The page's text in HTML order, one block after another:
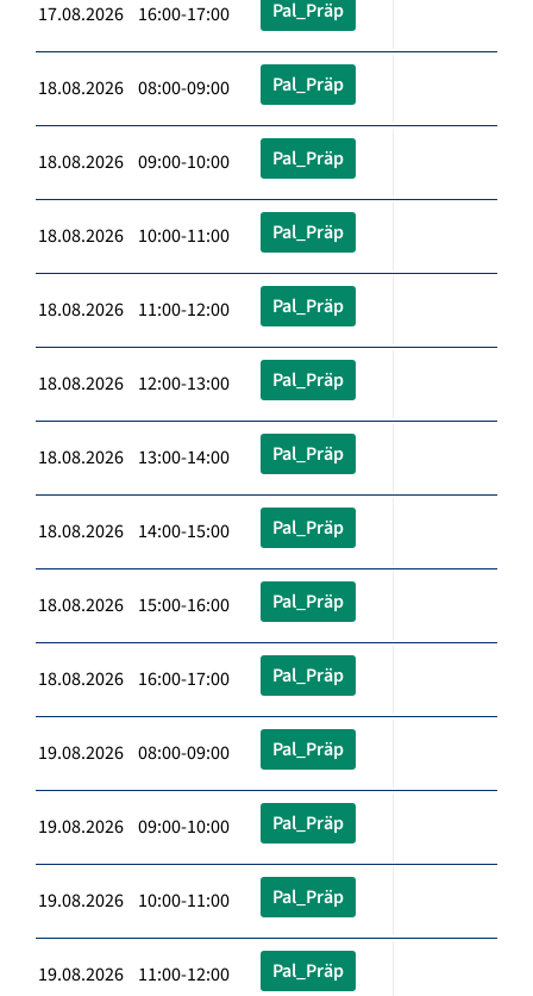
17.08.2026 16:00-17:00 Pal_Präp
18.08.2026 08:00-09:00 Pal_Präp
18.08.2026 09:00-10:00 Pal_Präp
18.08.2026 10:00-11:00 Pal_Präp
18.08.2026 11:00-12:00 Pal_Präp
18.08.2026 12:00-13:00 Pal_Präp
18.08.2026 13:00-14:00 Pal_Präp
18.08.2026 14:00-15:00 Pal_Präp
18.08.2026 15:00-16:00 Pal_Präp
18.08.2026 16:00-17:00 Pal_Präp
19.08.2026 08:00-09:00 Pal_Präp
19.08.2026 09:00-10:00 Pal_Präp
19.08.2026 10:00-11:00 Pal_Präp
19.08.2026 11:00-12:00 Pal_Präp